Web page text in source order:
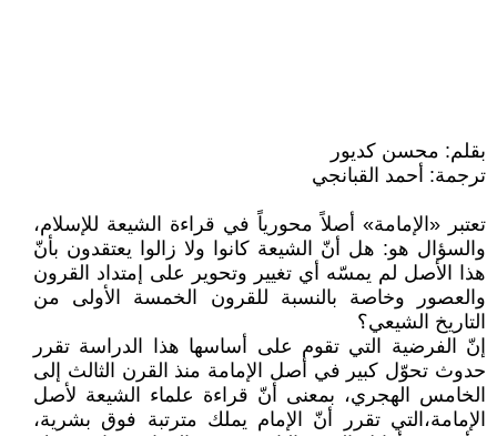
بقلم: محسن كديور
ترجمة: أحمد القبانجي
تعتبر «الإمامة» أصلاً محورياً في قراءة الشيعة للإسلام،
والسؤال هو: هل أنّ الشيعة كانوا ولا زالوا يعتقدون بأنّ
هذا الأصل لم يمسّه أي تغيير وتحوير على إمتداد القرون
والعصور وخاصة بالنسبة للقرون الخمسة الأولى من
التاريخ الشيعي؟
إنّ الفرضية التي تقوم على أساسها هذا الدراسة تقرر
حدوث تحوّل كبير في أصل الإمامة منذ القرن الثالث إلى
الخامس الهجري، بمعنى أنّ قراءة علماء الشيعة لأصل
الإمامة،التي تقرر أنّ الإمام يملك مترتبة فوق بشرية،